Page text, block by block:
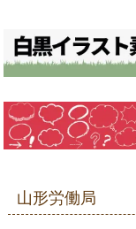
山形労働局